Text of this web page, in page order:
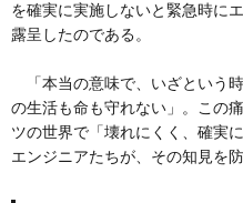
を確実に実施しないと緊急時に
露呈したのである。
「本当の意味で、いざという
の生活も命も守れない」。この
ツの世界で「壊れにくく、確実
エンジニアたちが、その知見を